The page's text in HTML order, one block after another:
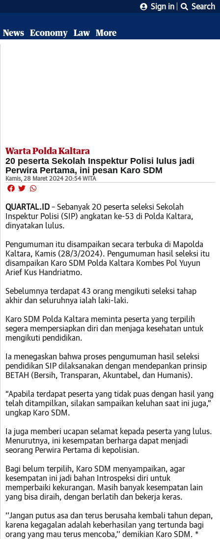
Sign in Search
News Economy Law More
Warta Polda Kaltara
20 peserta Sekolah Inspektur Polisi lulus jadi
Perwira Pertama, ini pesan Karo SDM
Kamis, 28 Maret 2024 20:54 WITA
QUARTAL.ID – Sebanyak 20 peserta seleksi Sekolah
Inspektur Polisi (SIP) angkatan ke-53 di Polda Kaltara,
dinyatakan lulus.
Pengumuman itu disampaikan secara terbuka di Mapolda
Kaltara, Kamis (28/3/2024). Pengumuman hasil seleksi itu
disampaikan Karo SDM Polda Kaltara Kombes Pol Yuyun
Arief Kus Handriatmo.
Sebelumnya terdapat 43 orang mengikuti seleksi tahap
akhir dan seluruhnya ialah laki-laki.
Karo SDM Polda Kaltara meminta peserta yang terpilih
segera mempersiapkan diri dan menjaga kesehatan untuk
mengikuti pendidikan.
Ia menegaskan bahwa proses pengumuman hasil seleksi
pendidikan SIP dilaksanakan dengan mendepankan prinsip
BETAH (Bersih, Transparan, Akuntabel, dan Humanis).
“Apabila terdapat peserta yang tidak puas dengan hasil yang
telah ditampilkan, silakan sampaikan keluhan saat ini juga,”
ungkap Karo SDM.
Ia juga memberi ucapan selamat kepada peserta yang lulus.
Menurutnya, ini kesempatan berharga dapat menjadi
seorang Perwira Pertama di kepolisian.
Bagi belum terpilih, Karo SDM menyampaikan, agar
kesempatan ini jadi bahan Introspeksi diri untuk
memperbaiki kekurangan. Masih banyak kesempatan lain
yang bisa diraih, dengan berlatih dan bekerja keras.
‘’Jangan putus asa dan terus berusaha kembali tahun depan,
karena kegagalan adalah keberhasilan yang tertunda bagi
orang yang mau terus mencoba,’’ demikian Karo SDM. *